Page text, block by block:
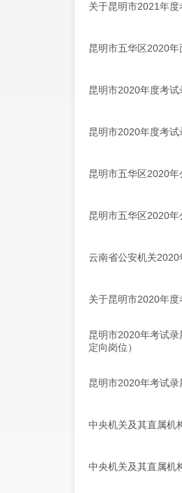
关于昆明市2021年
昆明市五华区2020
昆明市2020年度考
昆明市2020年度考
昆明市五华区2020
昆明市五华区2020
云南省公安机关
关于昆明市2020年
昆明市2020年考试
定向岗位）
昆明市2020年考试
中央机关及其直属机
中央机关及其直属机